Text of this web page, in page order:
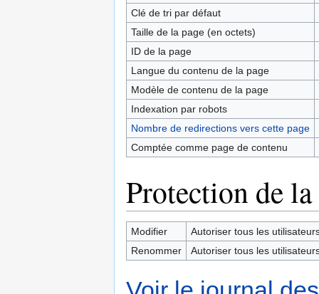
Clé de tri par défaut
Taille de la page (en octets)
ID de la page
Langue du contenu de la page
Modèle de contenu de la page
Indexation par robots
Nombre de redirections vers cette page
Comptée comme page de contenu
Protection de la
Modifier
Autoriser tous les
Renommer
Autoriser tous les